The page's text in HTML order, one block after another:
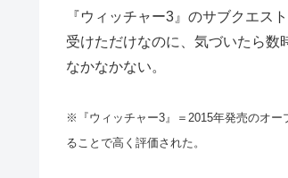
『ウィッチャー3』のサブクエス
受けただけなのに、気づいたら数
なかなかない。
※『ウィッチャー3』＝2015年発売のオー
ることで高く評価された。